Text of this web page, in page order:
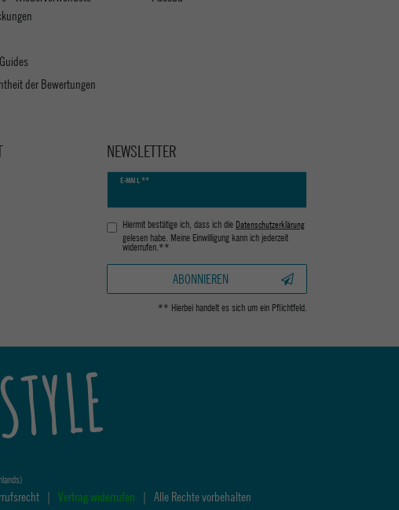
der Bewertungen
NEWSLETTER
E-MAIL **
Newsletter
Hiermit bestätige ich, dass ich die Daten­schutz­erklärung
gelesen habe. Meine Einwilligung kann ich jederzeit
widerrufen.**
ABONNIEREN
** Hierbei handelt es sich um ein Pflichtfeld.
| Vertrag widerrufen | Alle Rechte vorbehalten